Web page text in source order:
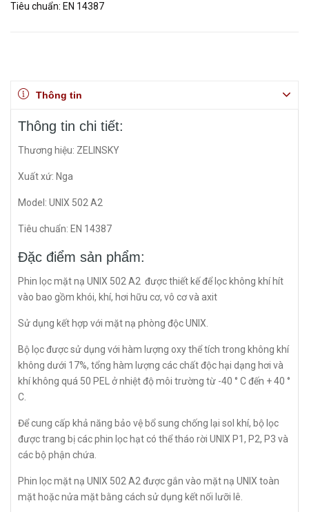
Tiêu chuẩn: EN 14387
Thông tin
Thông tin chi tiết:
Thương hiệu: ZELINSKY
Xuất xứ: Nga
Model: UNIX 502 A2
Tiêu chuẩn: EN 14387
Đặc điểm sản phẩm:
Phin lọc mặt nạ UNIX 502 A2 được thiết kế để lọc không khí hít
vào bao gồm khói, khí, hơi hữu cơ, vô cơ và axit
Sử dụng kết hợp với mặt nạ phòng độc UNIX.
Bộ lọc được sử dụng với hàm lượng oxy thể tích trong không khí
không dưới 17%, tổng hàm lượng các chất độc hại dạng hơi và
khí không quá 50 PEL ở nhiệt độ môi trường từ -40 ° C đến + 40 °
C.
Để cung cấp khả năng bảo vệ bổ sung chống lại sol khí, bộ lọc
được trang bị các phin lọc hạt có thể tháo rời UNIX P1, P2, P3 và
các bộ phận chứa.
Phin lọc mặt nạ UNIX 502 A2 được gắn vào mặt nạ UNIX toàn
mặt hoặc nửa mặt bằng cách sử dụng kết nối lưỡi lê.